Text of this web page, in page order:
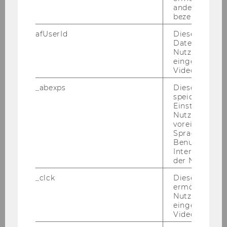
Ablauf Lehrgang und Retreat: Positive
Leadership - Frühjahr 2025
praxisWorkshop: Entwicklung von KI-
Angeboten/Chatbot für NPOs
Workshop: Erfolgsfaktor authentisches
praxisWorkshop: AI/Künstliche Intelligenz für
Workshop: Risikomanagement und Haftung
ProEuropeanValuesAT npoFokusgruppe
andere nicht
bezeichnete
afUserId
Dieses
Daten von
Videos
_abexps
Dieses Cookie
speichert
Nutzer*in, zB.
Sprache,
der Nutzer*in
_clck
Dieses Cookie
ermöglicht
Nutzung des
Video Players